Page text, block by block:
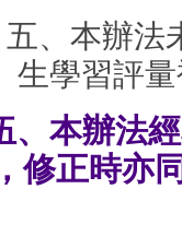
五、本辦法
生學習評
、本辦法
修正時亦